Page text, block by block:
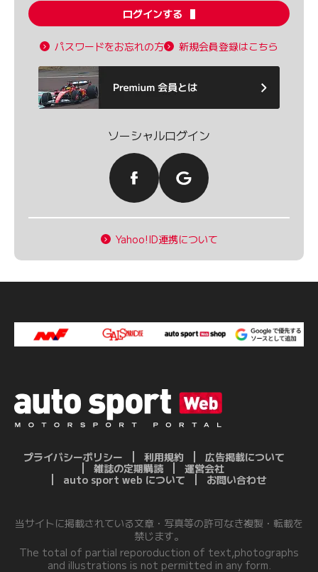
ログインする
パスワードをお忘れの方 新規会員登録はこちら
ソーシャルログイン
Yahoo!ID連携について
プライバシーポリシー 利用規約
広告掲載について
雑誌の定期購読
運営会社
auto sport web について
お問い合わせ
当サイトに掲載されている文章・写真等の許可なき複製・転載を
禁じます。
The total of partial reporoduction of text,photographs
and illustrations is not permitted in any form.